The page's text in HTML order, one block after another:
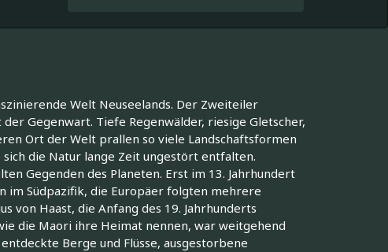
Welt Neuseelands. Der Zweiteiler
Gegenwart. Tiefe Regenwälder, riesige Gletscher,
Ort der Welt prallen so viele Landschaftsformen
die Natur lange Zeit ungestört entfalten.
Gegenden des Planeten. Erst im 13. Jahrhundert
im Südpazifik, die Europäer folgten mehrere
von Haast, die Anfang des 19. Jahrhunderts
die Maori ihre Heimat nennen, war weitgehend
Berge und Flüsse, ausgestorbene